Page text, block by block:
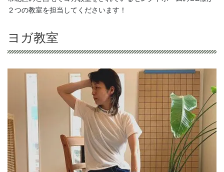
２つの教室を担当してくださいます！
ヨガ教室